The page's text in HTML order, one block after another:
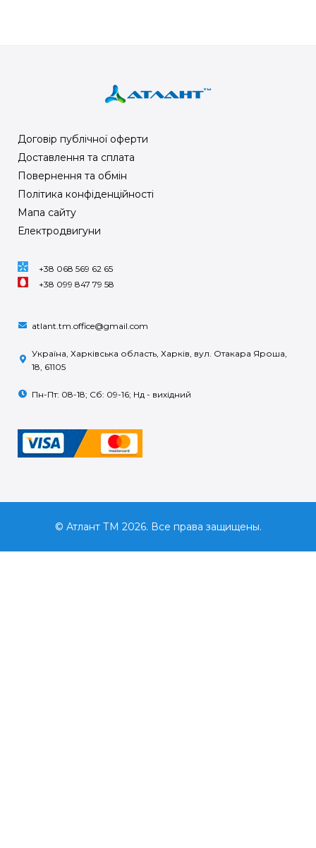
Договір публічної оферти
Доставлення та сплата
Повернення та обмін
Політика конфіденційності
Мапа сайту
Електродвигуни
+38 068 569 62 65
+38 099 847 79 58
atlant.tm.office@gmail.com
Україна, Харківська область, Харків, вул. Отакара Яроша,
18, 61105
Пн-Пт: 08-18; Сб: 09-16; Нд - вихідний
© Атлант ТМ 2026. Все права защищены.